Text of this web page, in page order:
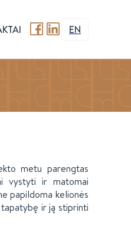
EN
metu parengtas
vystyti ir matomai
papildoma kelionės
ir ją stiprinti